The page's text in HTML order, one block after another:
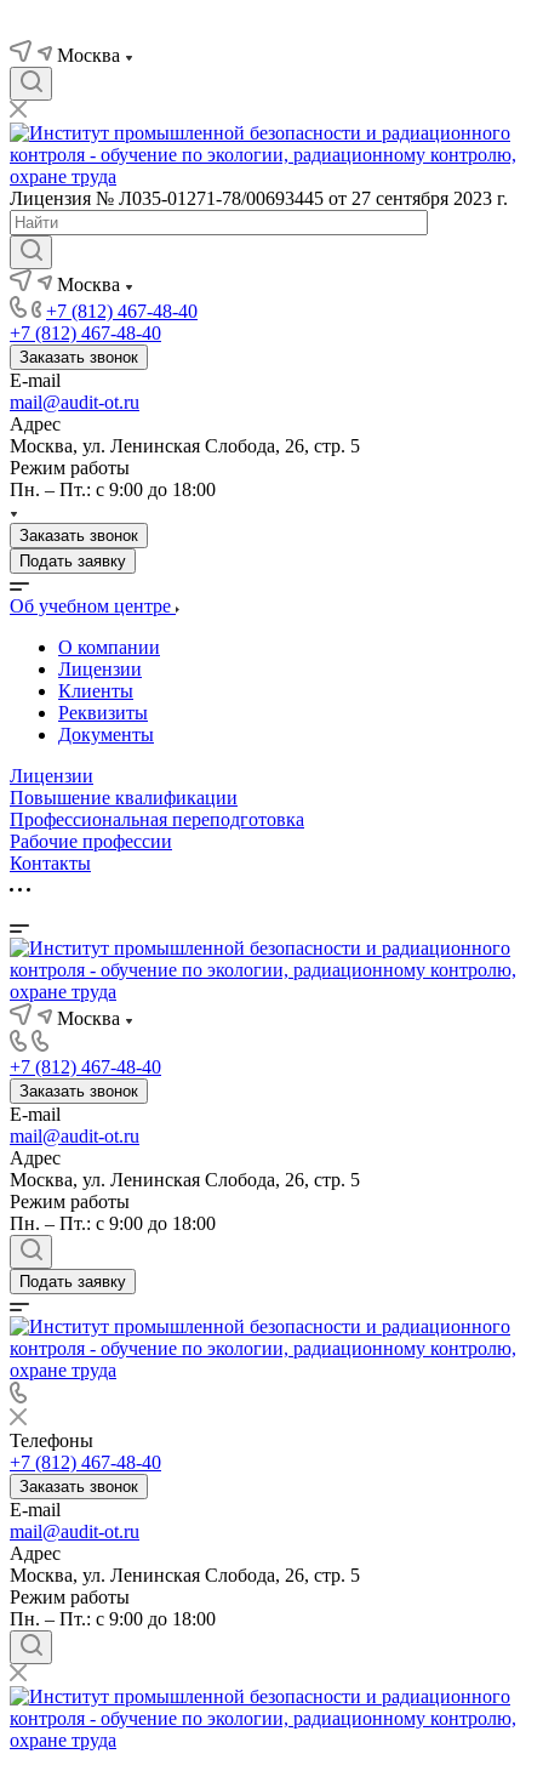
Москва
Лицензия № Л035-01271-78/00693445 от 27 сентября 2023 г.
Москва
+7 (812) 467-48-40
+7 (812) 467-48-40
Заказать звонок
E-mail
mail@audit-ot.ru
Адрес
Москва, ул. Ленинская Слобода, 26, стр. 5
Режим работы
Пн. – Пт.: с 9:00 до 18:00
Заказать звонок
Подать заявку
Об учебном центре
О компании
Лицензии
Клиенты
Реквизиты
Документы
Лицензии
Повышение квалификации
Профессиональная переподготовка
Рабочие профессии
Контакты
Москва
+7 (812) 467-48-40
Заказать звонок
E-mail
mail@audit-ot.ru
Адрес
Москва, ул. Ленинская Слобода, 26, стр. 5
Режим работы
Пн. – Пт.: с 9:00 до 18:00
Подать заявку
Телефоны
+7 (812) 467-48-40
Заказать звонок
E-mail
mail@audit-ot.ru
Адрес
Москва, ул. Ленинская Слобода, 26, стр. 5
Режим работы
Пн. – Пт.: с 9:00 до 18:00